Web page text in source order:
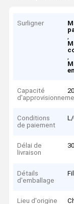
Surligner
,
,
Capacité
Conditions
de paiement
Délai de
livraison
Détails
d'emballage
Lieu d'origine